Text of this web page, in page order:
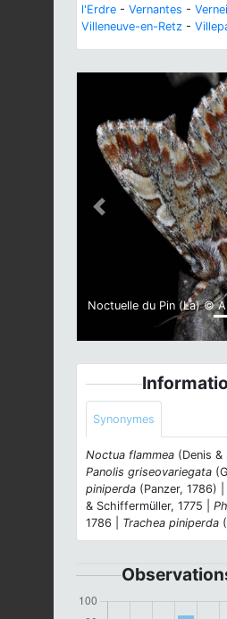
l'Erdre - Vernantes -
Villeneuve-en-Retz -
Noctuelle du Pin (La) ©
Previous
Synonymes
Noctua flammea (Denis &
Panolis griseovariegata
piniperda (Panzer, 1786) |
& Schiffermüller, 1775 |
1786 | Trachea piniperda